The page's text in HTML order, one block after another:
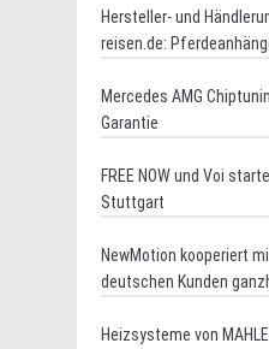
Hersteller- und
reisen.de:
Mercedes AMG
Garantie
FREE NOW und Voi
Stuttgart
NewMotion kooperiert
deutschen Kunden
Heizsysteme von